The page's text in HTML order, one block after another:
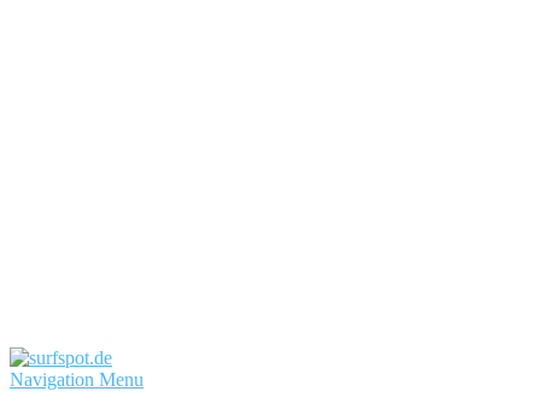
Navigation Menu